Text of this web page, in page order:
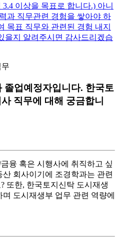
이상을 목표로 합니다.) 아니
과 직무관련 경험을 쌓아야 하
목표 직무와 관련된 경험 내지
을지 알려주시면 감사드리겠습
무
졸업예정자입니다. 한국토
직무에 대해 궁금합니
융 혹은 시행사에 취직하고 싶
회사이기에 조경학과는 관련
또한, 한국토지신탁 도시재생
도시재생부 업무 관련 역량에